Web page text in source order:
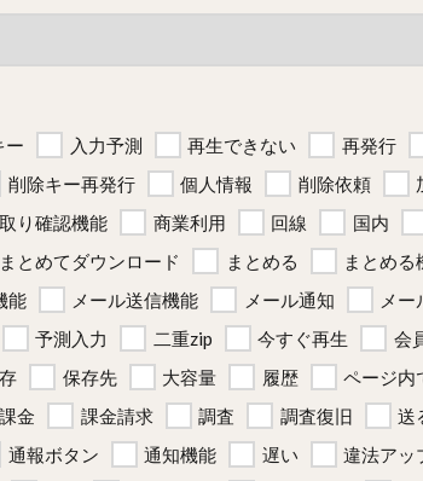
ー 入力予測 再生できない 再発行
削除キー再発行 個人情報 削除依頼
り確認機能 商業利用 回線 国内
まとめてダウンロード まとめる まとめる
能
メール送信機能 メール通知 メ
予測入力 二重zip 今すぐ再生 会
保存先 大容量 履歴 ページ内
課金 課金請求 調査 調査復旧 送
通報ボタン 通知機能 遅い 違法アッ